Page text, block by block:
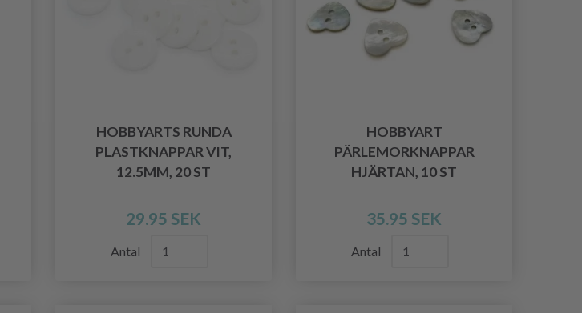
HOBBYARTS RUNDA
PLASTKNAPPAR VIT,
12.5MM, 20 ST
29.95 SEK
Antal
HOBBYART
PÄRLEMORKNAPPAR
HJÄRTAN, 10 ST
35.95 SEK
Antal